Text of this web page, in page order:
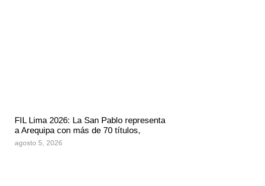
FIL Lima 2026: La San Pablo representa
a Arequipa con más de 70 títulos,
agosto 5, 2026